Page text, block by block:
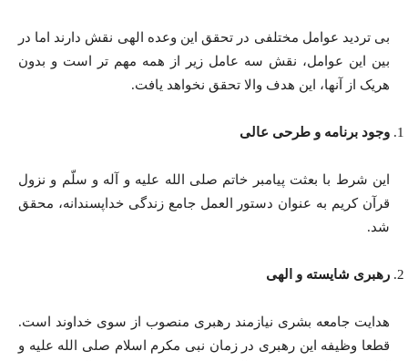
بی تردید عوامل مختلفی در تحقق این وعده الهی نقش دارند اما در
بین این عوامل، نقش سه عامل زیر از همه مهم تر است و بدون
هریک از آنها، این هدف والا تحقق نخواهد یافت.
وجود برنامه و طرحی عالی
این شرط با بعثت پیامبر خاتم صلی ‌الله ‌علیه ‌و ‌آله ‌و سلّم و نزول
قرآن کریم به عنوان دستور العمل جامع زندگی خداپسندانه، محقق
شد.
رهبری شایسته و الهی
هدایت جامعه بشری نیازمند رهبری منصوب از سوی خداوند است.
قطعا وظیفه این رهبری در زمان نبی مکرم اسلام صلی الله علیه و